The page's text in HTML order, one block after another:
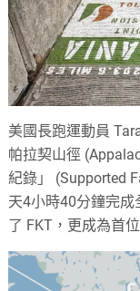
美國長跑運動員
帕拉契山徑
紀錄」 (Supported
天4小時40分鐘完
了 FKT，更成為首